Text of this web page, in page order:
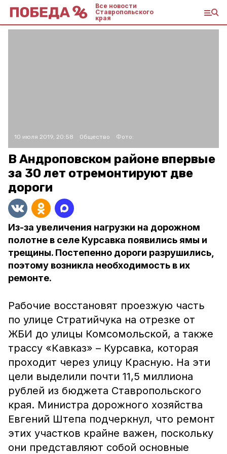
Все новости
Ставропольского
края
10 июля 2019, 20:58 Общество Фото:
В Андроповском районе впервые
за 30 лет отремонтируют две
дороги
Из-за увеличения нагрузки на дорожном
полотне в селе Курсавка появились ямы и
трещины. Постепенно дороги разрушились,
поэтому возникла необходимость в их
ремонте.
Рабочие восстановят проезжую часть
по улице Стратийчука на отрезке от
ЖБИ до улицы Комсомольской, а также
трассу «Кавказ» – Курсавка, которая
проходит через улицу Красную. На эти
цели выделили почти 11,5 миллиона
рублей из бюджета Ставропольского
края. Министра дорожного хозяйства
Евгений Штепа подчеркнул, что ремонт
этих участков крайне важен, поскольку
они представляют собой основные